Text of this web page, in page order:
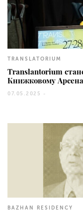
TRANSLATORIUM
Translantorium
Книжковому
07.05.2025 -
BAZHAN RESIDENCY